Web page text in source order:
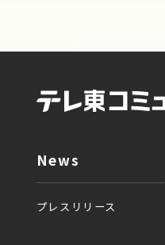
News
プレスリリース